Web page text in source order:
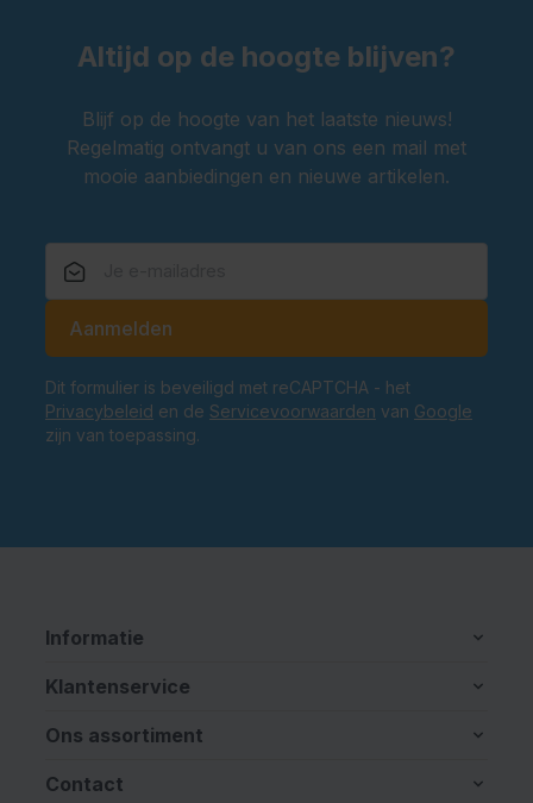
Altijd op de hoogte blijven?
Blijf op de hoogte van het laatste nieuws!
Regelmatig ontvangt u van ons een mail met
mooie aanbiedingen en nieuwe artikelen.
Aanmelden
Dit formulier is beveiligd met reCAPTCHA - het
Privacybeleid en de Servicevoorwaarden van Google
zijn van toepassing.
Informatie
Klantenservice
Ons assortiment
Contact